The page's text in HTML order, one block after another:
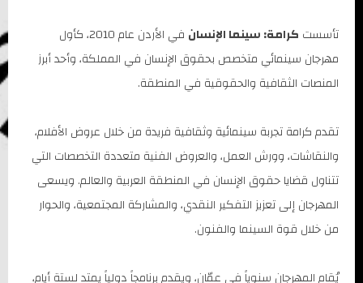
تأسست كرامة: سينما الإنسان
في الأردن عام 2010، كأول
مهرجان سينمائي متخصص بحقوق الإنسان في المملكة، وأحد أبرز
المنصات الثقافية والحقوقية في المنطقة.
تقدم كرامة تجربة سينمائية وثقافية فريدة من خلال عروض الأفلام،
والنقاشات، وورش العمل، والعروض الفنية متعددة التخصصات التي
تتناول قضايا حقوق الإنسان في المنطقة العربية والعالم. ويسعى
المهرجان إلى تعزيز التفكير النقدي، والمشاركة المجتمعية، والحوار
من خلال قوة السينما والفنون.
يُقام المهرجان سنوياً في عمّان، ويقدم برنامجاً دولياً يمتد لستة أيام،